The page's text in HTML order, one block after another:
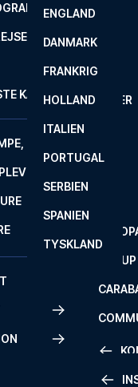
FA CUP
LIVERPOOL
LONDON
MADRID
MANCHESTER
MILANO
ROM
SEVILLA
ENGLAND
DANMARK
FRANKRIG
HOLLAND
ITALIEN
PORTUGAL
SERBIEN
SPANIEN
TYSKLAND
KAMPE
ÉN TUR
til en kamp i
officielle
2026